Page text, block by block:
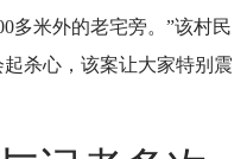
多米外的老宅旁。”该村民
杀心，该案让大家特别震